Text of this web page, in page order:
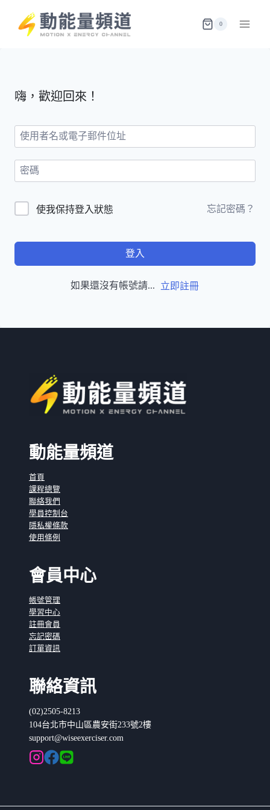
content
0
嗨，歡迎回來！
使我保持登入狀態 忘記密碼？
登入
如果還沒有帳號請... 立即註冊
動能量頻道
首頁
課程總覽
聯絡我們
學員控制台
隱私權條款
使用條例
會員中心
帳號管理
學習中心
註冊會員
忘記密碼
訂單資訊
聯絡資訊
(02)2505-8213
104台北市中山區農安街233號2樓
support@wiseexerciser.com